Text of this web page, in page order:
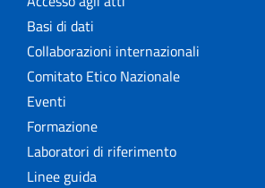
Basi di dati
Collaborazioni internazionali
Comitato Etico Nazionale
Eventi
Formazione
Laboratori di riferimento
Linee guida